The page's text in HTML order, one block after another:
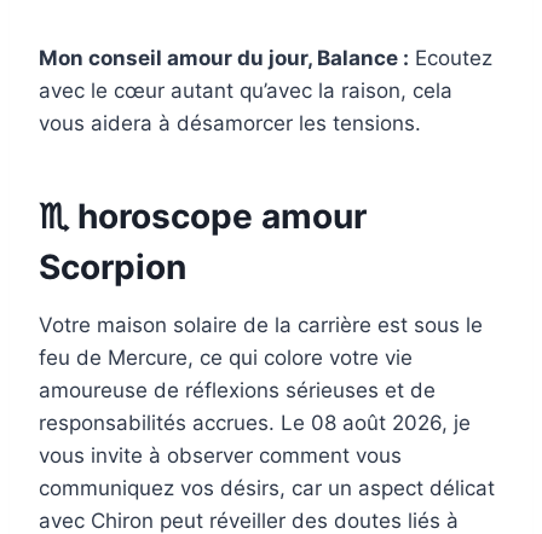
Mon conseil amour du jour, Balance : Ecoutez
avec le cœur autant qu’avec la raison, cela
vous aidera à désamorcer les tensions.
♏ horoscope amour
Scorpion
Votre maison solaire de la carrière est sous le
feu de Mercure, ce qui colore votre vie
amoureuse de réflexions sérieuses et de
responsabilités accrues. Le 08 août 2026, je
vous invite à observer comment vous
communiquez vos désirs, car un aspect délicat
avec Chiron peut réveiller des doutes liés à